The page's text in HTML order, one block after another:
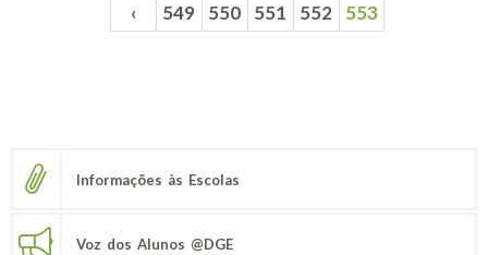
‹ 549 550 551 552 553
Informações às Escolas
Voz dos Alunos @DGE